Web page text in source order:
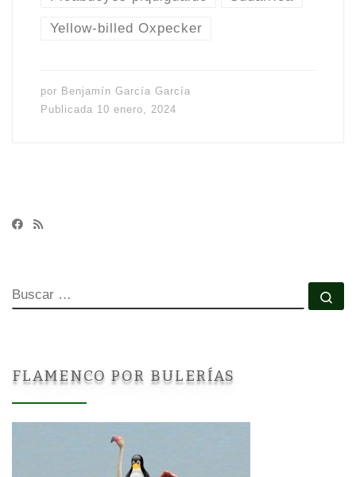
Yellow-billed Oxpecker
por Benjamín García García
Publicada 10 enero, 2024
BUSCAR
FLAMENCO POR BULERÍAS